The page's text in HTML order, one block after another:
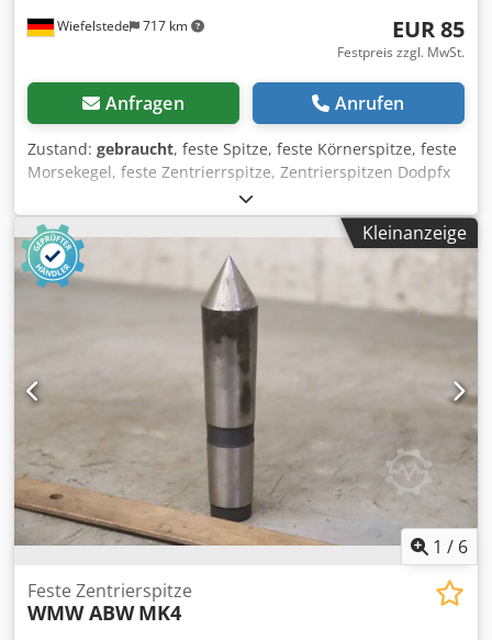
Wiefelstede 717 km EUR 85
Festpreis zzgl. MwSt.
Anfragen Anrufen
Zustand: gebraucht, feste Spitze, feste Körnerspitze, feste
Morsekegel, feste Zentrierrspitze, Zentrierspitzen Dodpfx
Asuza R Defieck -feste Zentrierspitze: Ø 30/98 mm -
Aufnahme: MK4 -Abmessungen: Ø 98 x 180 mm -Gewicht.:
2,9 kg
Kleinanzeige
1 / 6
Feste Zentrierspitze
WMW ABW MK4